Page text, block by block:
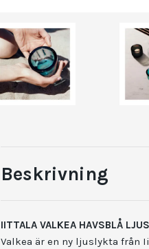
Beskrivning
IITTALA VALKEA HAVSBLÅ
Valkea är en ny ljuslykta från